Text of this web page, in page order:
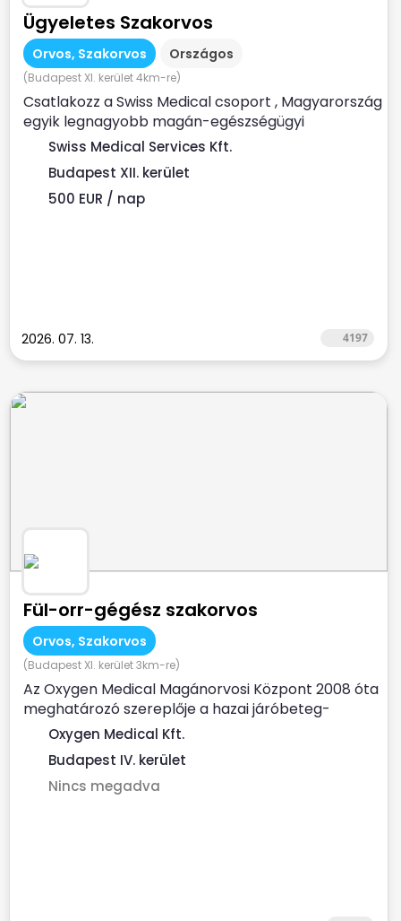
Ügyeletes Szakorvos
Orvos, Szakorvos Országos
(Budapest XI. kerület 4km-re)
Csatlakozz a Swiss Medical csoport , Magyarország
egyik legnagyobb magán-egészségügyi
szolgáltatójához ...
Swiss Medical Services Kft.
Budapest XII. kerület
500 EUR / nap
2026. 07. 13. 4197
Fül-orr-gégész szakorvos
Orvos, Szakorvos
(Budapest XI. kerület 3km-re)
Az Oxygen Medical Magánorvosi Központ 2008 óta
meghatározó szereplője a hazai járóbeteg-
szakellátásnak. Az...
Oxygen Medical Kft.
Budapest IV. kerület
Nincs megadva